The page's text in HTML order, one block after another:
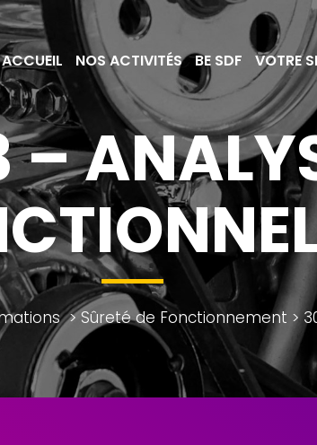
ACCUEIL NOS ACTIVITÉS BE SDF VOTRE
–
>Sûreté de Fonctionnement >